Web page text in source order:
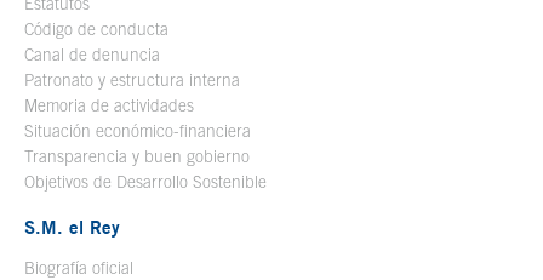
Estatutos
Código de conducta
Canal de denuncia
Patronato y estructura interna
Memoria de actividades
Situación económico-financiera
Transparencia y buen gobierno
Objetivos de Desarrollo Sostenible
S.M. el Rey
Biografía oficial